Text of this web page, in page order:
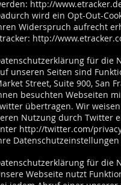
http://
wird ein Opt-Out-
Widerspruch aufrecht
http://
für die
unseren Seiten sind
Street, Suite 900, San
besuchten Webseiten
übertragen. Wir
Nutzung durch Twitter
http://twitter.com/
für die
Webseite nutzt